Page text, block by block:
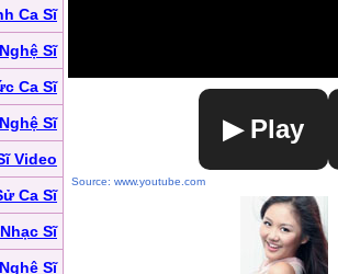
Ca Sĩ
Sĩ
Ca Sĩ
Sĩ
Video
Ca Sĩ
Sĩ
Sĩ
▶ Play
Source: www.youtube.com